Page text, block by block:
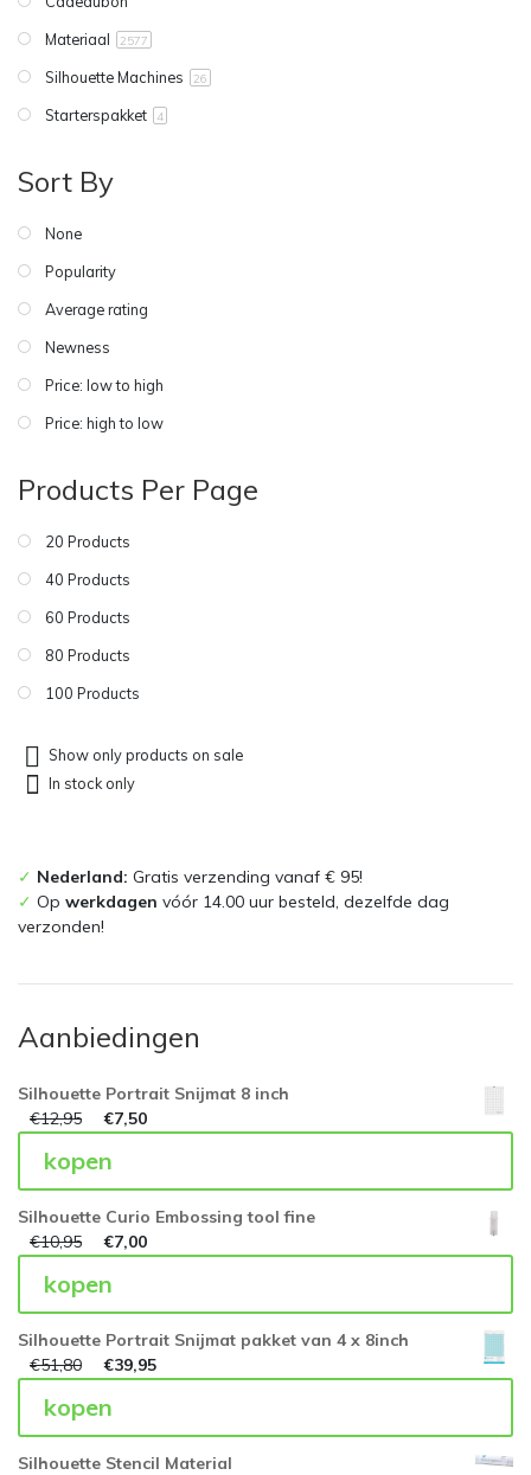
Materiaal
2577
Silhouette Machines 26
Starterspakket 4
Sort By
None
Popularity
Average rating
Newness
Price: low to high
Price: high to low
Products Per Page
20 Products
40 Products
60 Products
80 Products
100 Products
Show only products on sale
In stock only
✓ Nederland: Gratis verzending vanaf € 95!
✓ Op werkdagen vóór 14.00 uur besteld, dezelfde dag
verzonden!
Aanbiedingen
Silhouette Portrait Snijmat 8 inch
€12,95 €7,50
kopen
Silhouette Curio Embossing tool fine
€10,95 €7,00
kopen
Silhouette Portrait Snijmat pakket van 4 x 8inch
€51,80 €39,95
kopen
Silhouette Stencil Material